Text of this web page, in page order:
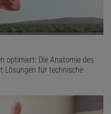
optimiert: Die Anatomie des
Lösungen für technische